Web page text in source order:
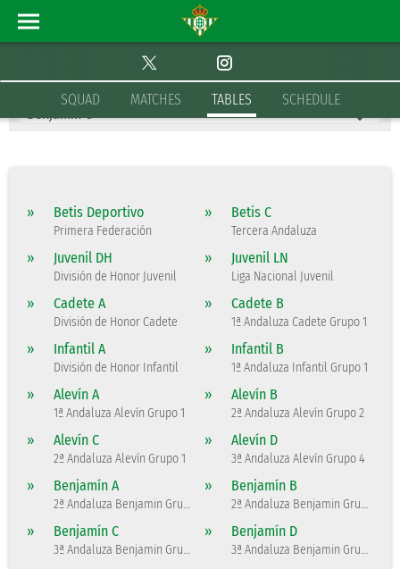
SQUAD MATCHES TABLES SCHEDULE
BENJAMÍN C
» Betis Deportivo
Primera Federación
» Betis C
Tercera Andaluza
» Juvenil DH
División de Honor Juvenil
» Juvenil LN
Liga Nacional Juvenil
» Cadete A
División de Honor Cadete
» Cadete B
1ª Andaluza Cadete Grupo 1
» Infantil A
División de Honor Infantil
» Infantil B
1ª Andaluza Infantil Grupo 1
» Alevín A
1ª Andaluza Alevín Grupo 1
» Alevín B
2ª Andaluza Alevín Grupo 2
» Alevín C
2ª Andaluza Alevín Grupo 1
» Alevín D
3ª Andaluza Alevín Grupo 4
» Benjamín A
2ª Andaluza Benjamin Grupo 2
» Benjamín B
2ª Andaluza Benjamin Grupo 1
» Benjamín C
3ª Andaluza Benjamin Grupo 1
» Benjamín D
3ª Andaluza Benjamin Grupo 4